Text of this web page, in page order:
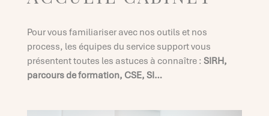
Pour vous familiariser avec nos outils et nos
process, les équipes du service support vous
présentent toutes les astuces à connaître : SIRH,
parcours de formation, CSE, SI…